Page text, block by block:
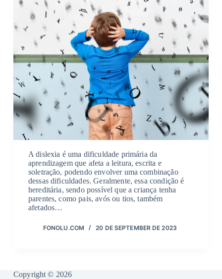
A dislexia é uma dificuldade primária da
aprendizagem que afeta a leitura, escrita e
soletração, podendo envolver uma combinação
dessas dificuldades. Geralmente, essa condição é
hereditária, sendo possível que a criança tenha
parentes, como pais, avós ou tios, também
afetados…
FONOLU.COM 20 DE SEPTEMBER DE 2023
Copyright © 2026